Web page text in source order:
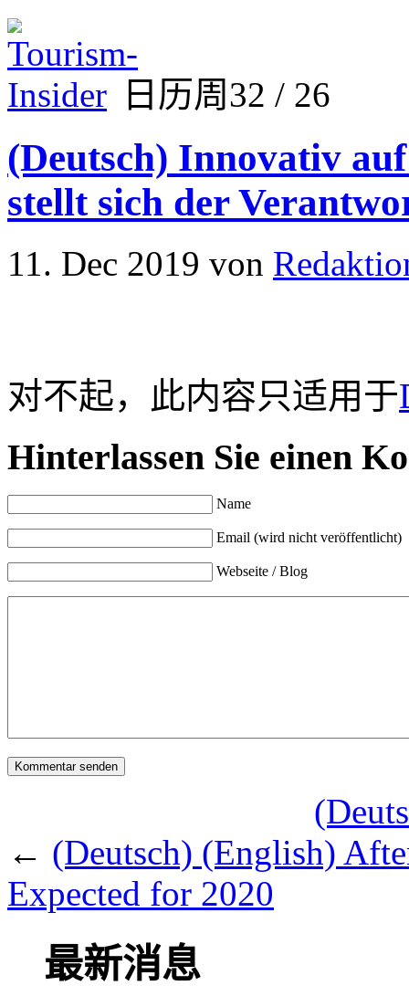
日历周32 / 26
(Deutsch) Innovativ
stellt sich der
11. Dec 2019 von
对不起，此内容只适用于
Hinterlassen Sie einen
Name
Email (wird nicht veröffentlicht)
Webseite / Blog
← (Deutsch) (English)
Expected for 2020
最新消息